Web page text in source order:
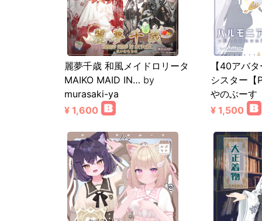
麗夢千歳 和風メイドロリータ
MAIKO MAID IN… by
murasaki-ya
¥ 1,600
【40アバ
シスター【
やのぶーす
¥ 1,500